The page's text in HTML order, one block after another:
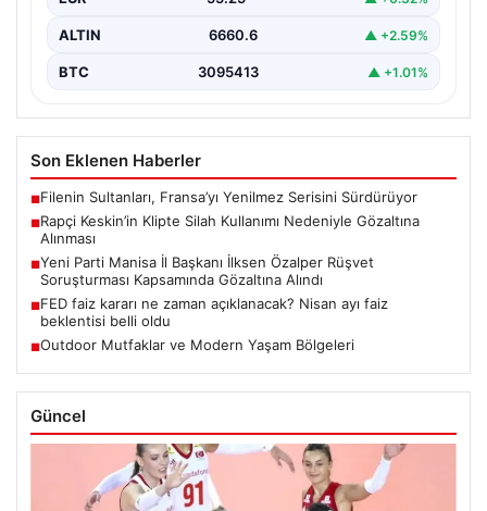
ALTIN 6660.6 ▲ +2.59%
BTC 3095413 ▲ +1.01%
Son Eklenen Haberler
■Filenin Sultanları, Fransa’yı Yenilmez Serisini Sürdürüyor
■Rapçi Keskin’in Klipte Silah Kullanımı Nedeniyle Gözaltına
Alınması
■Yeni Parti Manisa İl Başkanı İlksen Özalper Rüşvet
Soruşturması Kapsamında Gözaltına Alındı
■FED faiz kararı ne zaman açıklanacak? Nisan ayı faiz
beklentisi belli oldu
■Outdoor Mutfaklar ve Modern Yaşam Bölgeleri
Güncel